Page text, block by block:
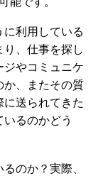
利用している
、仕事を探し
やコミュニケ
か、またその質
送られてきた
るのかどう
のか？実際、